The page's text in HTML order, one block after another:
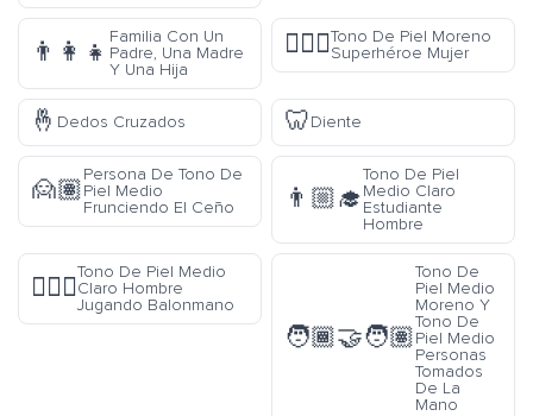
👨‍👩‍👧
Familia Con Un
Padre, Una Madre
Y Una Hija
🦸🏿‍♀️Tono De Piel Moreno
Superhéroe Mujer
🤞 Dedos Cruzados 🦷Diente
🙍🏽
Persona De Tono De
Piel Medio
Frunciendo El Ceño
👨🏼‍🎓
Tono De Piel
Medio Claro
Estudiante
Hombre
🤾🏼‍♂️
Tono De Piel Medio
Claro Hombre
Jugando Balonmano
🧑🏾‍🤝‍🧑🏽
Tono De
Piel Medio
Moreno Y
Tono De
Piel Medio
Personas
Tomados
De La
Mano